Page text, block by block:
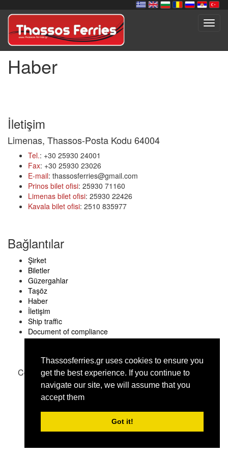
Thassosferries.gr uses cookies to ensure you
get the best experience. Ιf you continue to
navigate our site, we will assume that you
accept them
Got it!
Haber
İletişim
Limenas, Thassos-Posta Kodu 64004
Tel.: +30 25930 24001
Fax: +30 25930 23026
E-mail: thassosferries@gmail.com
Prinos bilet ofisi: 25930 71160
Limenas bilet ofisi: 25930 22426
Kavala bilet ofisi: 2510 835977
Bağlantılar
Şirket
Biletler
Güzergahlar
Taşöz
Haber
İletişim
Ship traffic
Document of compliance
Copyright © thassosferries.gr 2016